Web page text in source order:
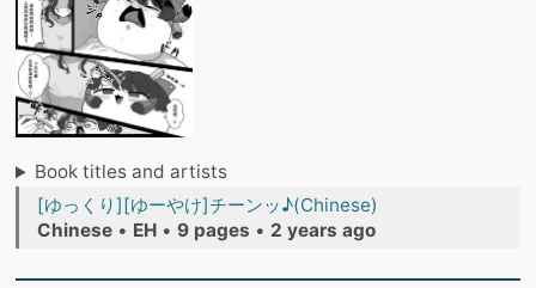
Book titles and artists
[ゆっくり][ゆーやけ]チーンッ♪(Chinese)
Chinese • EH • 9 pages • 2 years ago